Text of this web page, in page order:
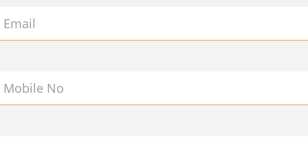
Email
Mobile No